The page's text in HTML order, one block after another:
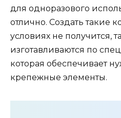
для одноразового
отлично. Создать такие
условиях не получится,
изготавливаются по
которая обеспечивает
крепежные элементы.